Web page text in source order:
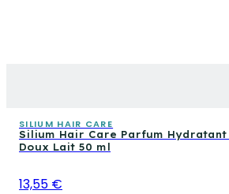
SILIUM HAIR CARE
Silium Hair Care Parfum Hydratant
Doux Lait 50 ml
13,55 €